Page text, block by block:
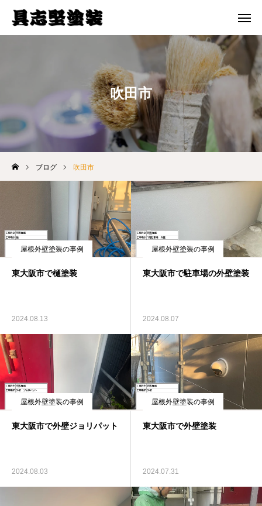
吹田市
ブログ 吹田市
屋根外壁塗装の事例
東大阪市で樋塗装
2024.08.13
屋根外壁塗装の事例
東大阪市で駐車場の外壁塗装
2024.08.07
屋根外壁塗装の事例
東大阪市で外壁ジョリパット
2024.08.03
屋根外壁塗装の事例
東大阪市で外壁塗装
2024.07.31
電話 問合せ
選ばれる理由
料金プラン
施工事例
お問い合わせ